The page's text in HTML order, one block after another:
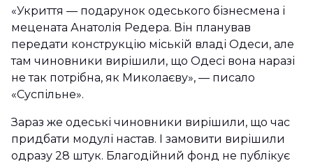
«Укриття — подарунок одеського бізнесмена і
мецената Анатолія Редера. Він планував
передати конструкцію міській владі Одеси, але
там чиновники вирішили, що Одесі вона наразі
не так потрібна, як Миколаєву», — писало
«Суспільне».
Зараз же одеські чиновники вирішили, що час
придбати модулі настав. І замовити вирішили
одразу 28 штук. Благодійний фонд не публікує